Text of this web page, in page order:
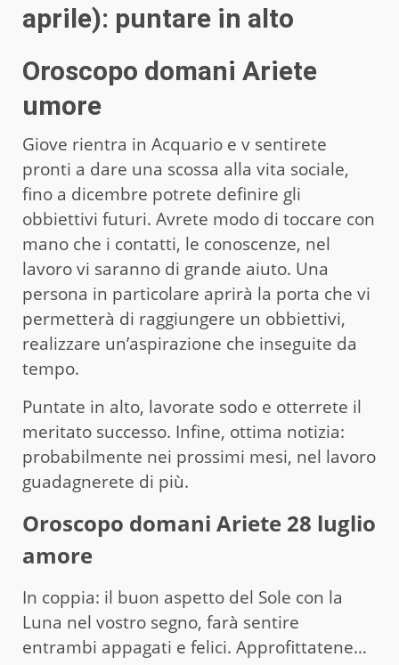
aprile): puntare in alto
Oroscopo domani Ariete
umore
Giove rientra in Acquario e v sentirete
pronti a dare una scossa alla vita sociale,
fino a dicembre potrete definire gli
obbiettivi futuri. Avrete modo di toccare con
mano che i contatti, le conoscenze, nel
lavoro vi saranno di grande aiuto. Una
persona in particolare aprirà la porta che vi
permetterà di raggiungere un obbiettivi,
realizzare un’aspirazione che inseguite da
tempo.
Puntate in alto, lavorate sodo e otterrete il
meritato successo. Infine, ottima notizia:
probabilmente nei prossimi mesi, nel lavoro
guadagnerete di più.
Oroscopo domani Ariete 28 luglio
amore
In coppia: il buon aspetto del Sole con la
Luna nel vostro segno, farà sentire
entrambi appagati e felici. Approfittatene…